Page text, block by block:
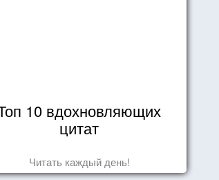
10 вдохновляющих
цитат
Читать каждый день!